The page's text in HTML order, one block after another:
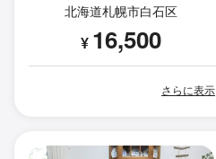
北海道札幌市白石区
¥ 16,500
さらに表示